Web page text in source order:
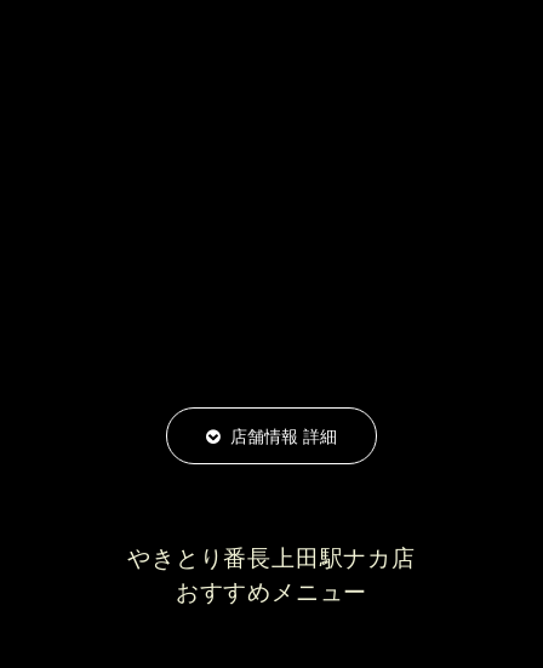
店舗情報 詳細
やきとり番長上田駅ナカ店
おすすめメニュー